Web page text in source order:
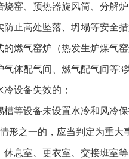
烧窑、预热器旋风筒、分
止高处坠落、坍塌等安全措
的燃气窑炉（热发生炉煤气
气体配气间、燃气配气间等
冷设备失效的；
槽等设备未设置水冷和风冷
形之一的，应当判定为重大
休息室、更衣室、交接班室